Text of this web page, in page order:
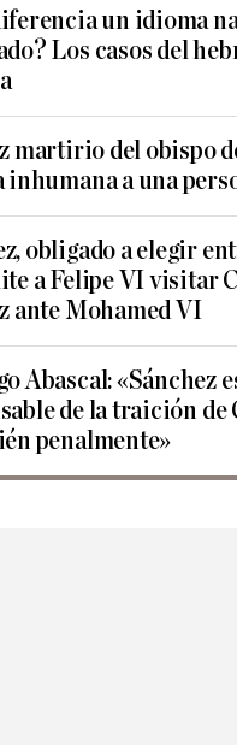
un idioma
Los casos del
martirio del obispo
a una
obligado a elegir
a Felipe VI visitar
ante Mohamed VI
Abascal: «Sánchez
de la traición de
penalmente»